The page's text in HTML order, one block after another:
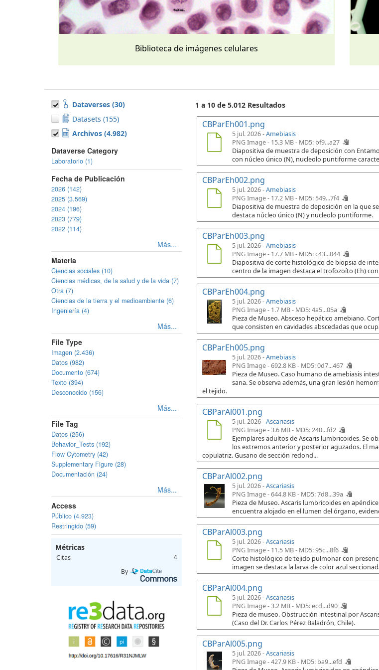
Biblioteca de imágenes celulares
Dataverses (30)
Datasets (155)
Archivos (4.982)
Dataverse Category
Laboratorio (1)
Fecha de Publicación
2026 (142)
2025 (3.569)
2024 (196)
2023 (779)
2022 (114)
Más...
Materia
Ciencias sociales (10)
Ciencias médicas, de la salud y de la vida (7)
Otra (7)
Ciencias de la tierra y el medioambiente (6)
Ingeniería (4)
Más...
File Type
Imagen (2.436)
Datos (982)
Documento (674)
Texto (394)
Desconocido (156)
Más...
File Tag
Datos (256)
Behavior_Tests (192)
Flow Cytometry (42)
Supplementary Figure (28)
Documentación (24)
Más...
Access
Público (4.923)
Restringido (59)
Métricas
Citas 4
By
1 a 10 de 5.012 Resultados
CBParEh001.png
5 jul. 2026 -Amebiasis
PNG Image - 15.3 MB - MD5: bf9...a27
Diapositiva de muestra de deposición con
con núcleo único (N), nucleolo puntiforme
CBParEh002.png
5 jul. 2026 -Amebiasis
PNG Image - 17.2 MB - MD5: 549...7f4
Diapositiva de muestra de deposición en la que
destaca núcleo único (N) y nucleolo puntiforme.
CBParEh003.png
5 jul. 2026 -Amebiasis
PNG Image - 17.7 MB - MD5: c43...044
Diapositiva de corte histológico de biopsia de
centro de la imagen destaca el trofozoíto (Eh)
CBParEh004.png
5 jul. 2026 -Amebiasis
PNG Image - 1.7 MB - MD5: 4a5...05a
Pieza de Museo. Absceso hepático amebiano.
que consisten en cavidades abscedadas que
CBParEh005.png
5 jul. 2026 -Amebiasis
PNG Image - 692.8 KB - MD5: 0d7...467
Pieza de Museo. Caso humano de amebiasis
sana. Se observa además, una gran lesión
el tejido.
CBParAl001.png
5 jul. 2026 -Ascariasis
PNG Image - 3.6 MB - MD5: 240...fd2
Ejemplares adultos de Ascaris lumbricoides. Se
los extremos anterior y posterior aguzados. El
copulatriz. Gusano de sección redond...
CBParAl002.png
5 jul. 2026 -Ascariasis
PNG Image - 644.8 KB - MD5: 7d8...39a
Pieza de Museo. Ascaris lumbricoides en
encuentra alojado en el lumen del órgano,
CBParAl003.png
5 jul. 2026 -Ascariasis
PNG Image - 11.5 MB - MD5: 95c...8f6
Corte histológico de tejido pulmonar con
imagen se destaca la larva de color azul
CBParAl004.png
5 jul. 2026 -Ascariasis
PNG Image - 3.2 MB - MD5: ecd...d90
Pieza de museo. Obstrucción intestinal por
(Caso del Dr. Carlos Pérez Baladrón, Chile).
CBParAl005.png
5 jul. 2026 -Ascariasis
PNG Image - 427.9 KB - MD5: ba9...efd